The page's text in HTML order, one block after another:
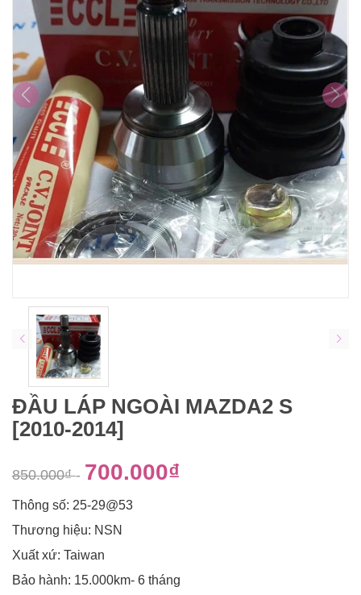
ĐẦU LÁP NGOÀI MAZDA2 S
[2010-2014]
850.000₫- 700.000₫
Thông số: 25-29@53
Thương hiệu: NSN
Xuất xứ: Taiwan
Bảo hành: 15.000km- 6 tháng